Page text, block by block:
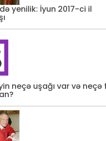
yenilik: İyun 2017-ci il
neçə uşağı var və neçə